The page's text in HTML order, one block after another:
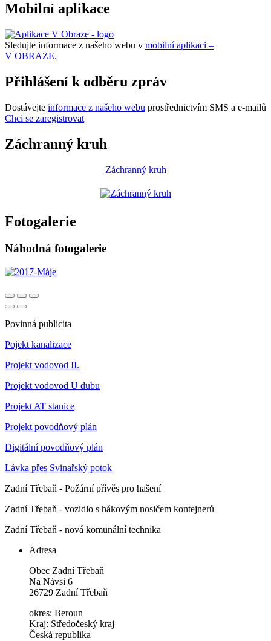
Mobilní aplikace
Sledujte informace z našeho webu v mobilní aplikaci –
V OBRAZE.
Přihlášení k odběru zpráv
Dostávejte informace z našeho webu prostřednictvím SMS a e-mailů
Chci se zaregistrovat
Záchranný kruh
Záchranný kruh
Fotogalerie
Náhodná fotogalerie
Povinná publicita
Pojekt kanalizace
Projekt vodovod II.
Projekt vodovod U dubu
Projekt AT stanice
Projekt povodňový plán
Digitální povodňový plán
Lávka přes Svinařský potok
Zadní Třebaň - Požární přívěs pro hašení
Zadní Třebaň - vozidlo s hákovým nosičem kontejnerů
Zadní Třebaň - nová komunální technika
Adresa
Obec Zadní Třebaň
Na Návsi 6
26729 Zadní Třebaň
okres: Beroun
Kraj: Středočeský kraj
Česká republika